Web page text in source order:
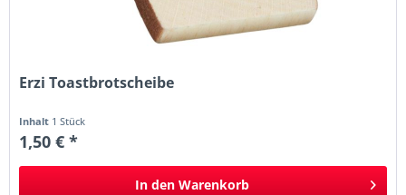
Erzi Toastbrotscheibe
Inhalt 1 Stück
1,50 € *
In den Warenkorb